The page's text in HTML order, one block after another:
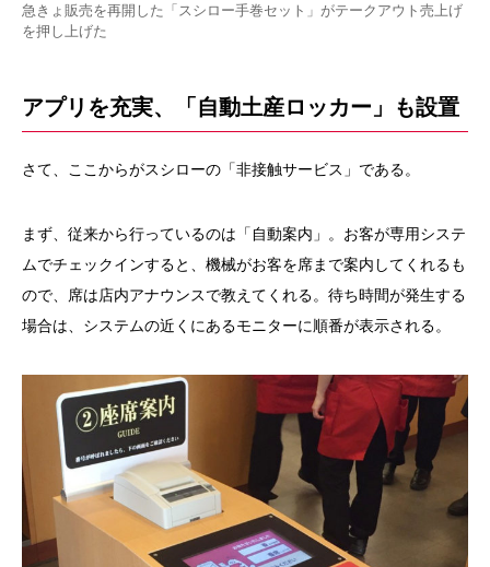
急きょ販売を再開した「スシロー手巻セット」がテークアウト売上げ
を押し上げた
アプリを充実、「自動土産ロッカー」も設置
さて、ここからがスシローの「非接触サービス」である。
まず、従来から行っているのは「自動案内」。お客が専用システ
ムでチェックインすると、機械がお客を席まで案内してくれるも
ので、席は店内アナウンスで教えてくれる。待ち時間が発生する
場合は、システムの近くにあるモニターに順番が表示される。